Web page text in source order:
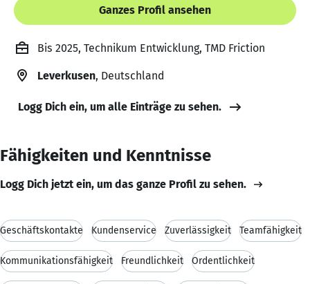
Ganzes Profil ansehen
Bis 2025, Technikum Entwicklung, TMD Friction
Leverkusen, Deutschland
Logg Dich ein, um alle Einträge zu sehen.
Fähigkeiten und Kenntnisse
Logg Dich jetzt ein, um das ganze Profil zu sehen.
Geschäftskontakte Kundenservice Zuverlässigkeit Teamfähigkeit
Kommunikationsfähigkeit Freundlichkeit Ordentlichkeit